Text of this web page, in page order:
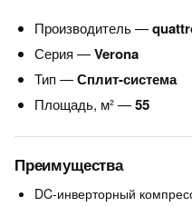
Производитель —
Серия —Verona
Тип —Сплит-система
Площадь, м² —55
Преимущества
DC-инверторный